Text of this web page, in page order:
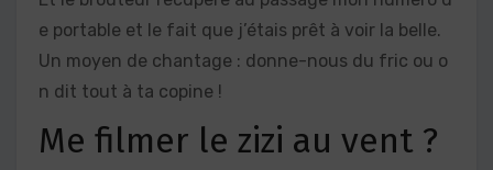
e portable et le fait que j’étais prêt à voir la belle.
Un moyen de chantage : donne-nous du fric ou o
n dit tout à ta copine !
Me filmer le zizi au vent ?